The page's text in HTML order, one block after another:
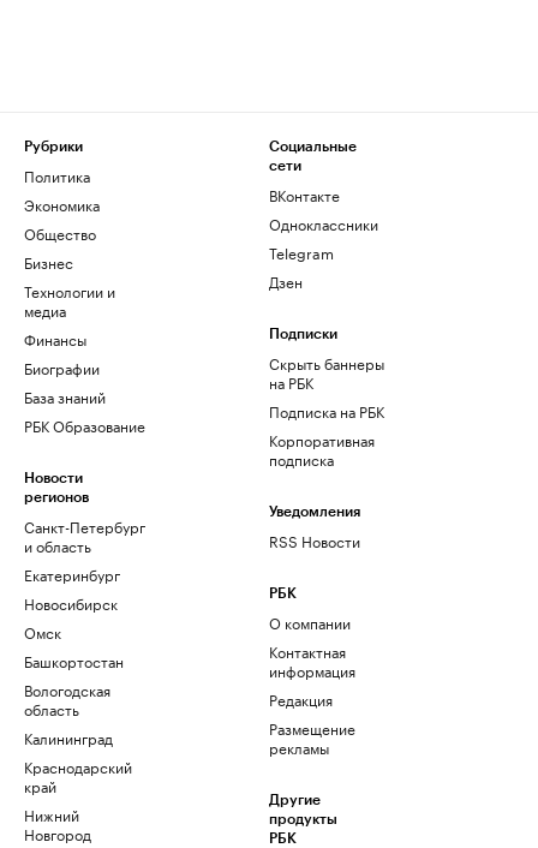
Рубрики
Политика
Экономика
Общество
Бизнес
Технологии и
медиа
Финансы
Биографии
База знаний
РБК Образование
Новости
регионов
Санкт-Петербург
и область
Екатеринбург
Новосибирск
Омск
Башкортостан
Вологодская
область
Калининград
Краснодарский
край
Нижний
Новгород
Социальные
сети
ВКонтакте
Одноклассники
Telegram
Дзен
Подписки
Скрыть баннеры
на РБК
Подписка на РБК
Корпоративная
подписка
Уведомления
RSS Новости
РБК
О компании
Контактная
информация
Редакция
Размещение
рекламы
Другие
продукты
РБК